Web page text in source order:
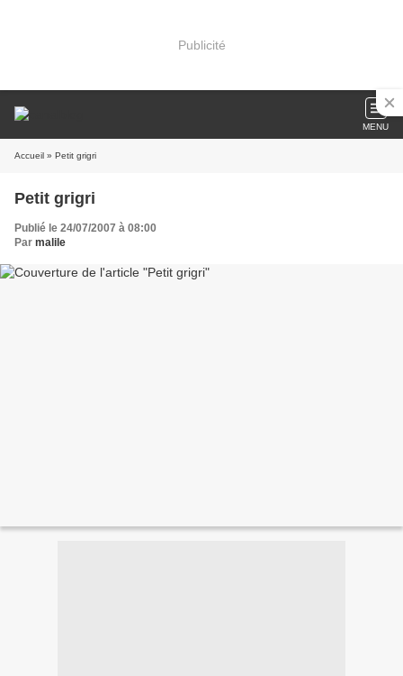
Publicité
MENU
Accueil » Petit grigri
Petit grigri
Publié le 24/07/2007 à 08:00
Par malile